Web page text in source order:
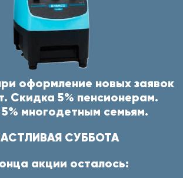
оформление новых заявок
Скидка 5% пенсионерам.
многодетным семьям.
СУББОТА
акции осталось: